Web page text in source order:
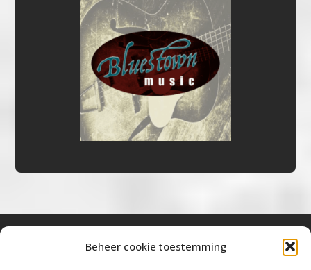
Beheer cookie toestemming